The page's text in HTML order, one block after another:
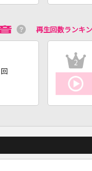
再生回数ランキ
回
2